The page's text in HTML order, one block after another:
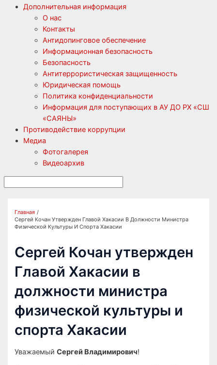
Дополнительная информация
О нас
Контакты
Антидопинговое обеспечение
Информационная безопасность
Безопасность
Антитеррористическая защищенность
Юридическая помощь
Политика конфиденциальности
Информация для поступающих в АУ ДО РХ «СШ
«САЯНЫ»
Противодействие коррупции
Медиа
Фотогалерея
Видеоархив
Главная
Сергей Кочан Утвержден Главой Хакасии В Должности Министра
Физической Культуры И Спорта Хакасии
Сергей Кочан утвержден
Главой Хакасии в
должности министра
физической культуры и
спорта Хакасии
УважаемыйСергей Владимирович!